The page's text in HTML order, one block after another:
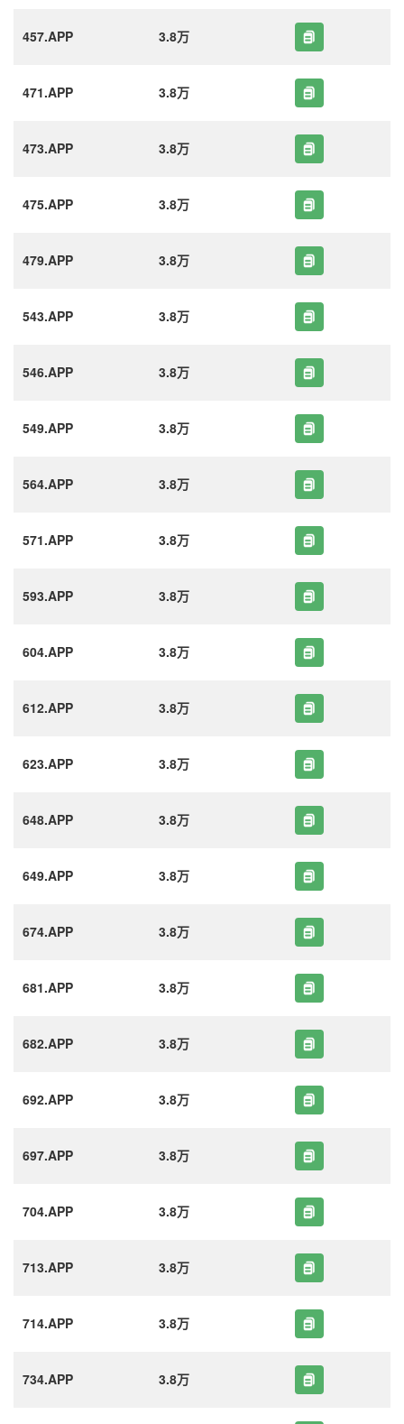
457.APP 3.8万
471.APP 3.8万
473.APP 3.8万
475.APP 3.8万
479.APP 3.8万
543.APP 3.8万
546.APP 3.8万
549.APP 3.8万
564.APP 3.8万
571.APP 3.8万
593.APP 3.8万
604.APP 3.8万
612.APP 3.8万
623.APP 3.8万
648.APP 3.8万
649.APP 3.8万
674.APP 3.8万
681.APP 3.8万
682.APP 3.8万
692.APP 3.8万
697.APP 3.8万
704.APP 3.8万
713.APP 3.8万
714.APP 3.8万
734.APP 3.8万